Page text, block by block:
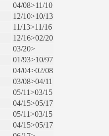
04/08>11/10
12/10>10/13
11/13>11/16
12/16>02/20
03/20>
01/93>10/97
04/04>02/08
03/08>04/11
05/11>03/15
04/15>05/17
05/11>03/15
04/15>05/17